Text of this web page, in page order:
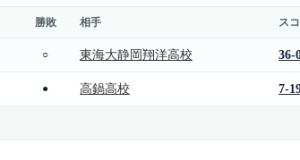
勝敗 相手 ス
○ 東海大静岡翔洋高校 36-
● 高鍋高校 7-